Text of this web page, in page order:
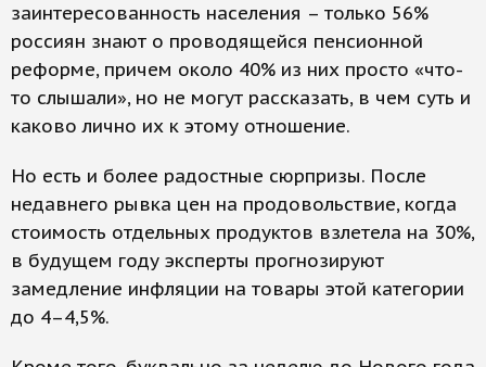
заинтересованность населения – только 56%
россиян знают о проводящейся пенсионной
реформе, причем около 40% из них просто «что-
то слышали», но не могут рассказать, в чем суть и
каково лично их к этому отношение.
Но есть и более радостные сюрпризы. После
недавнего рывка цен на продовольствие, когда
стоимость отдельных продуктов взлетела на 30%,
в будущем году эксперты прогнозируют
замедление инфляции на товары этой категории
до 4–4,5%.